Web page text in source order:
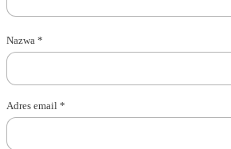
Nazwa *
Adres email *